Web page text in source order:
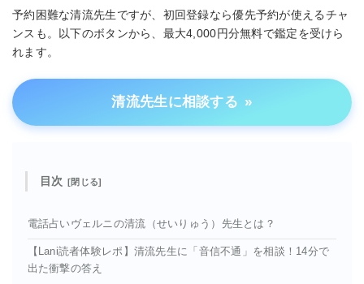
予約困難な清流先生ですが、初回登録なら優先予約が使えるチャ
ンスも。以下のボタンから、最大4,000円分無料で鑑定を受けら
れます。
清流先生に相談する »
目次
電話占いヴェルニの清流（せいりゅう）先生とは？
【Lani読者体験レポ】清流先生に「音信不通」を相談！14分で
出た衝撃の答え